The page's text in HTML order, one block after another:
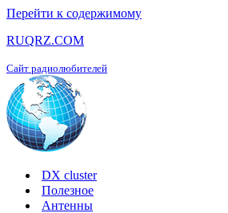
Перейти к содержимому
RUQRZ.COM
Сайт радиолюбителей
DX cluster
Полезное
Антенны